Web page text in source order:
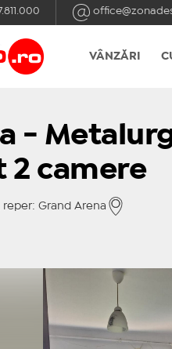
VÂNZĂRI
-
2 camere
reper: Grand Arena